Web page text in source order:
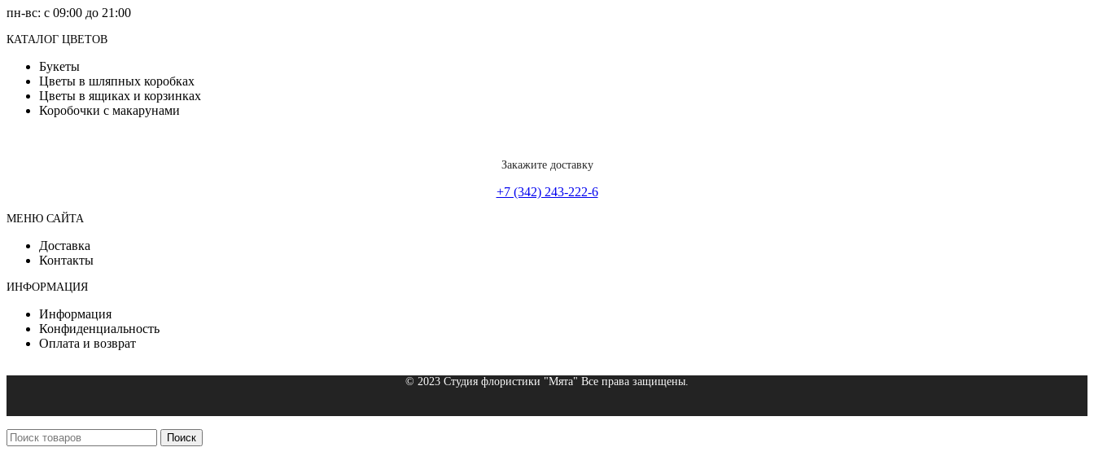
пн-вс: с 09:00 до 21:00
КАТАЛОГ ЦВЕТОВ
Букеты
Цветы в шляпных коробках
Цветы в ящиках и корзинках
Коробочки с макарунами
Закажите доставку
+7 (342) 243-222-6
МЕНЮ САЙТА
Доставка
Контакты
ИНФОРМАЦИЯ
Информация
Конфиденциальность
Оплата и возврат
© 2023 Студия флористики "Мята" Все права защищены.
Поиск